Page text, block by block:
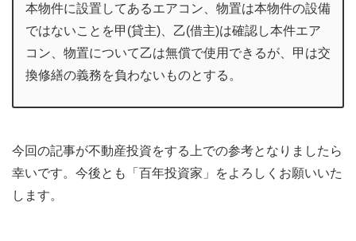
本物件に設置してあるエアコン、物置は本物件の設備
ではないことを甲(貸主)、乙(借主)は確認し本件エア
コン、物置について乙は無償で使用できるが、甲は交
換修繕の義務を負わないものとする。
今回の記事が不動産投資をする上での参考となりましたら
幸いです。今後とも「百年投資家」をよろしくお願いいた
します。